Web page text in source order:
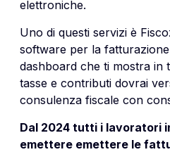
elettroniche.
Uno di questi servizi è
software per la
dashboard che ti mostra in
tasse e contributi dovrai
consulenza fiscale con
Dal 2024 tutti i lavoratori
emettere emettere le